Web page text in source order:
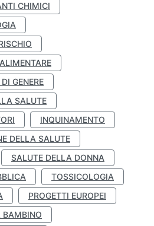
CHIMICI
GENERE
SALUTE
INQUINAMENTO
DELLA SALUTE
SALUTE DELLA DONNA
TOSSICOLOGIA
PROGETTI EUROPEI
BAMBINO